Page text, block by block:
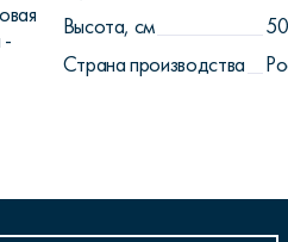
-
Высота, см
50
Страна производства